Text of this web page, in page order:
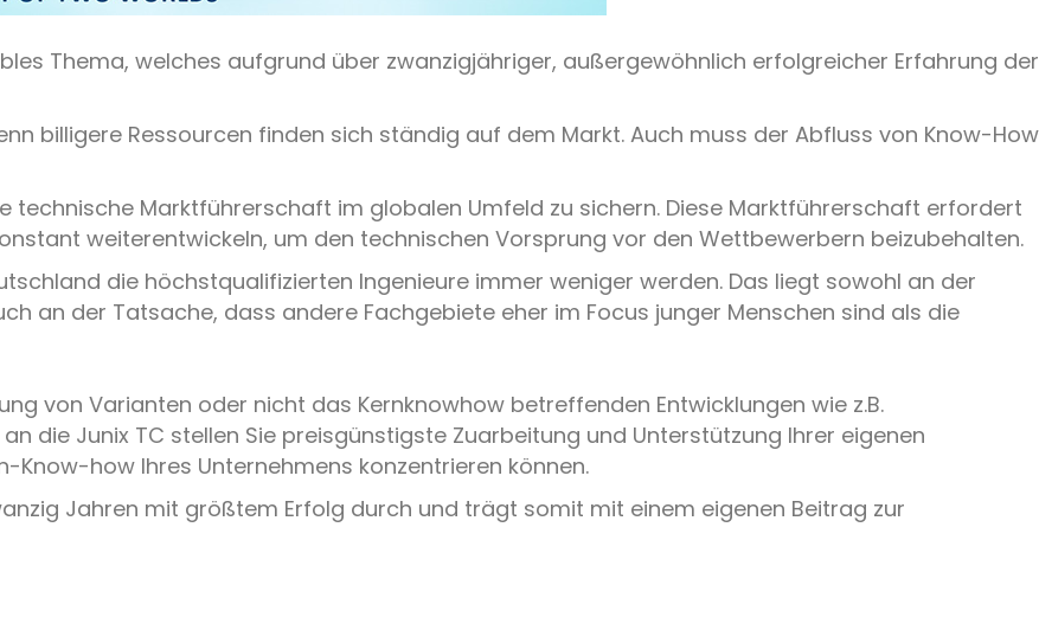
Thema, welches aufgrund über zwanzigjähriger, außergewöhnlich erfolgreicher Erfahrung der
billigere Ressourcen finden sich ständig auf dem Markt. Auch muss der Abfluss von Know-How
technische Marktführerschaft im globalen Umfeld zu sichern. Diese Marktführerschaft erfordert
weiterentwickeln, um den technischen Vorsprung vor den Wettbewerbern beizubehalten.
die höchstqualifizierten Ingenieure immer weniger werden. Das liegt sowohl an der
an der Tatsache, dass andere Fachgebiete eher im Focus junger Menschen sind als die
von Varianten oder nicht das Kernknowhow betreffenden Entwicklungen wie z.B.
die Junix TC stellen Sie preisgünstigste Zuarbeitung und Unterstützung Ihrer eigenen
how Ihres Unternehmens konzentrieren können.
Jahren mit größtem Erfolg durch und trägt somit mit einem eigenen Beitrag zur